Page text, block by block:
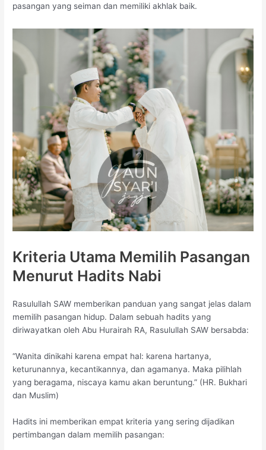
pasangan yang seiman dan memiliki akhlak baik.
Kriteria Utama Memilih Pasangan
Menurut Hadits Nabi
Rasulullah SAW memberikan panduan yang sangat jelas dalam
memilih pasangan hidup. Dalam sebuah hadits yang
diriwayatkan oleh Abu Hurairah RA, Rasulullah SAW bersabda:
“Wanita dinikahi karena empat hal: karena hartanya,
keturunannya, kecantikannya, dan agamanya. Maka pilihlah
yang beragama, niscaya kamu akan beruntung.” (HR. Bukhari
dan Muslim)
Hadits ini memberikan empat kriteria yang sering dijadikan
pertimbangan dalam memilih pasangan: